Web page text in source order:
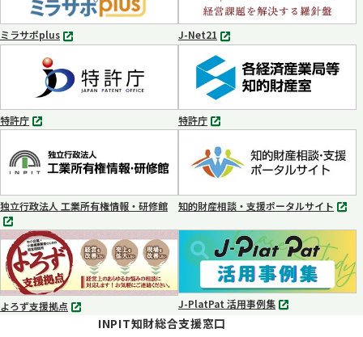
開
く
開
く
ミラサポplus
別
ブ
で
開
く
J-Net21
別
タ
ブ
で
開
く
特許庁
別
ブ
で
く
特許庁
別
ブ
で
開
く
独立行政法人 工業所有権情報・研修館
別
タ
ブ
で
知的財産相談・支援ポータルサイト
別
タ
開
く
よろず支援拠点
別
J-PlatPat 活用事例集
別
INPIT知財総合支援窓口